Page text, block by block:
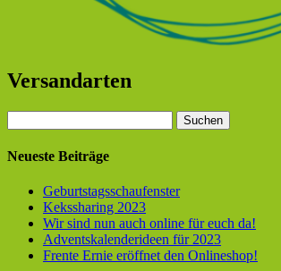
Versandarten
nach:
Neueste Beiträge
Geburtstagsschaufenster
Kekssharing 2023
Wir sind nun auch online für euch da!
Adventskalenderideen für 2023
Frente Ernie eröffnet den Onlineshop!